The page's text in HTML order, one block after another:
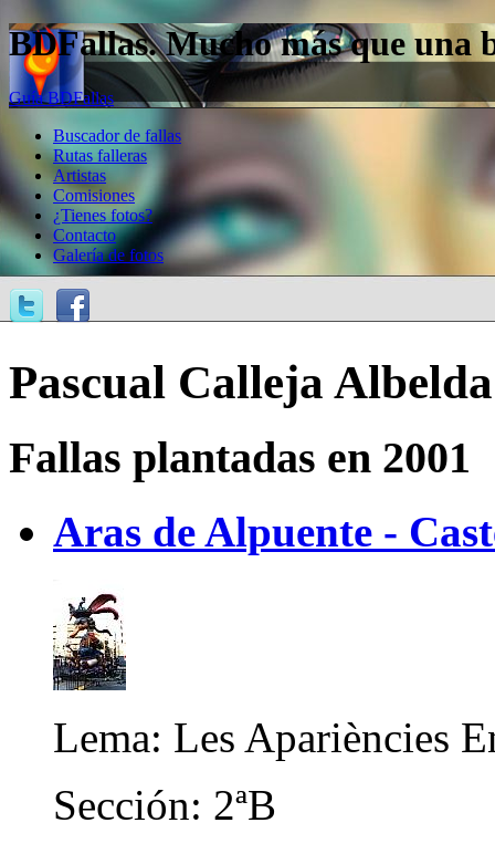
BDFallas. Mucho más que una
Guía BDFallas
Buscador de fallas
Rutas falleras
Artistas
Comisiones
¿Tienes fotos?
Contacto
Galería de fotos
Pascual Calleja Albelda
Fallas plantadas en 2001
Aras de Alpuente -
Lema: Les Apariències
Sección: 2ªB